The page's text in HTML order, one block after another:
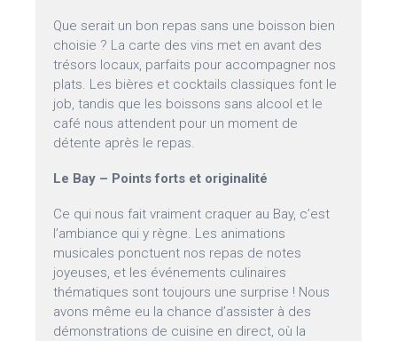
Que serait un bon repas sans une boisson bien
choisie ? La carte des vins met en avant des
trésors locaux, parfaits pour accompagner nos
plats. Les bières et cocktails classiques font le
job, tandis que les boissons sans alcool et le
café nous attendent pour un moment de
détente après le repas.
Le Bay – Points forts et originalité
Ce qui nous fait vraiment craquer au Bay, c’est
l’ambiance qui y règne. Les animations
musicales ponctuent nos repas de notes
joyeuses, et les événements culinaires
thématiques sont toujours une surprise ! Nous
avons même eu la chance d’assister à des
démonstrations de cuisine en direct, où la